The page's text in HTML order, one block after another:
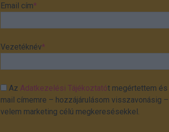
Email cím*
Vezetéknév*
AzAdatkezelési Tájékoztatót megértettem és
mail címemre – hozzájárulásom visszavonásig
velem marketing célú megkeresésekkel.